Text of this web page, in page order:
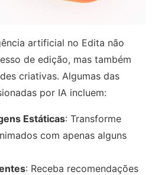
artificial no Edita não
de edição, mas também
criativas. Algumas das
por IA incluem:
Estáticas: Transforme
com apenas alguns
: Receba recomendações